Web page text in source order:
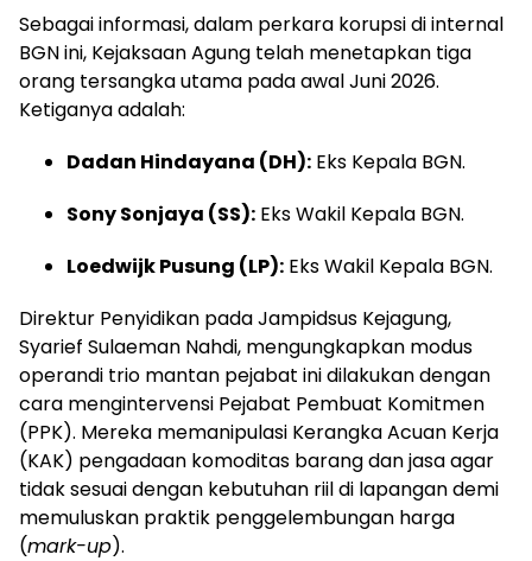
Sebagai informasi, dalam perkara korupsi di internal
BGN ini, Kejaksaan Agung telah menetapkan tiga
orang tersangka utama pada awal Juni 2026.
Ketiganya adalah:
Dadan Hindayana (DH): Eks Kepala BGN.
Sony Sonjaya (SS): Eks Wakil Kepala BGN.
Loedwijk Pusung (LP): Eks Wakil Kepala BGN.
Direktur Penyidikan pada Jampidsus Kejagung,
Syarief Sulaeman Nahdi, mengungkapkan modus
operandi trio mantan pejabat ini dilakukan dengan
cara mengintervensi Pejabat Pembuat Komitmen
(PPK). Mereka memanipulasi Kerangka Acuan Kerja
(KAK) pengadaan komoditas barang dan jasa agar
tidak sesuai dengan kebutuhan riil di lapangan demi
memuluskan praktik penggelembungan harga
(mark-up).